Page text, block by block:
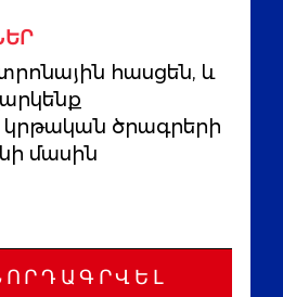
հասցեն, և
կրթական ծրագրերի
մասին